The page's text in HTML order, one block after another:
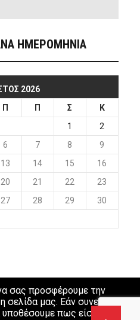
ΗΜΕΡΟΜΗΝΙΑ
2026
Π Π Σ
Κ
1
2
6 7 8
9
13 14 15
16
20 21 22
23
27 28 29
30
σας προσφέρουμε την
σελίδα μας. Εάν συνεχίσετε να
πως είστε